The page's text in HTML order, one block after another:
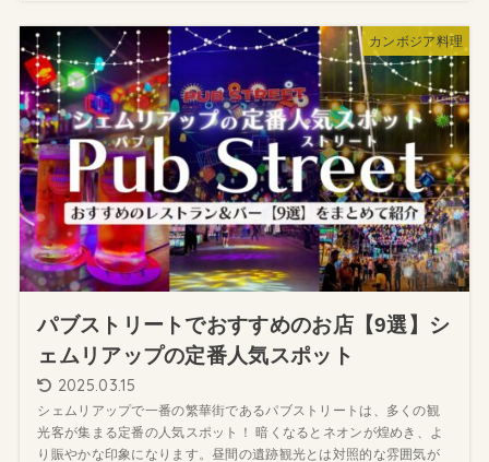
カンボジア料理
パブストリートでおすすめのお店【9選】シ
ェムリアップの定番人気スポット
2025.03.15
シェムリアップで一番の繁華街であるパブストリートは、多くの観
光客が集まる定番の人気スポット！ 暗くなるとネオンが煌めき、よ
り賑やかな印象になります。昼間の遺跡観光とは対照的な雰囲気が